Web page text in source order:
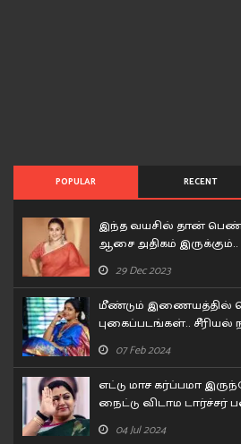
POPULAR RECENT
இந்த வயசில் தான்
ஆசை அதிகம் இருக்கும்..
வித்யா பாலன்..!
29 Dec 2023
மீண்டும் இணையத்தில்
புகைப்படங்கள்.. சீரியல்
சம்பவம்..!
07 Feb 2024
எட்டு மாச கர்ப்பமா
நைட்டு விடாம டார்ச்சர்
உடைத்த குஷ்பூ..!
04 Jul 2024